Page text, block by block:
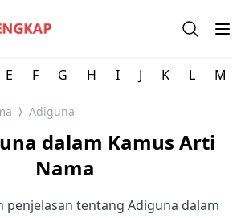
Orang / Referensi Nama Bayi - Kamus
Open
E F G H I J K L M
⟩ Adiguna
dalam Kamus Arti
Nama
penjelasan tentang Adiguna dalam